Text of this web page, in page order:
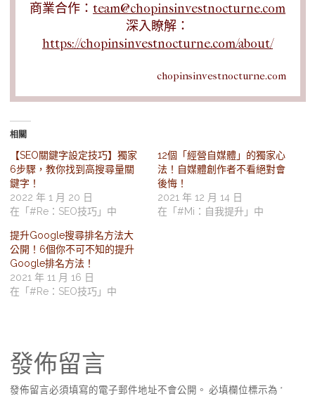
商業合作： team@chopinsinvestnocturne.com
深入瞭解：
https://chopinsinvestnocturne.com/about/
chopinsinvestnocturne.com
相關
【SEO關鍵字設定技巧】獨家
6步驟，教你找到高搜尋量關
鍵字！
2022 年 1 月 20 日
在「#Re：SEO技巧」中
12個「經營自媒體」的獨家心
法！自媒體創作者不看絕對會
後悔！
2021 年 12 月 14 日
在「#Mi：自我提升」中
提升Google搜尋排名方法大
公開！6個你不可不知的提升
Google排名方法！
2021 年 11 月 16 日
在「#Re：SEO技巧」中
發佈留言
發佈留言必須填寫的電子郵件地址不會公開。 必填欄位標示為 *